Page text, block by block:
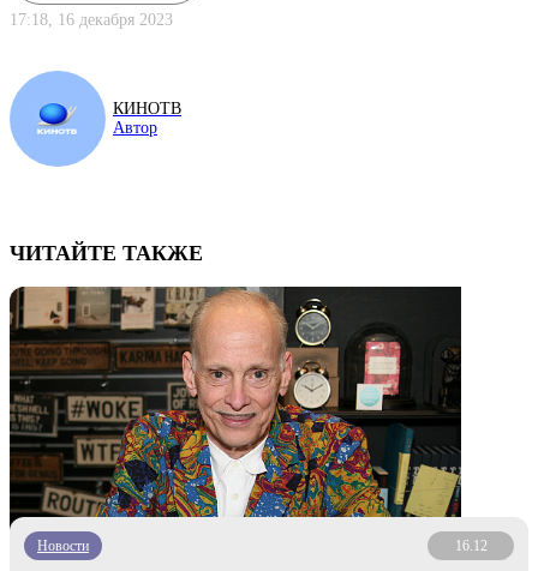
17:18, 16 декабря 2023
КИНОТВ
Автор
ЧИТАЙТЕ ТАКЖЕ
Новости 16.12